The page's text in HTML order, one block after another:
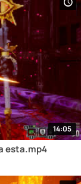
14:05
esta.mp4